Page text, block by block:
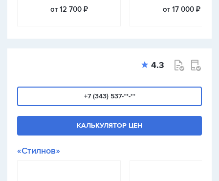
от 12 700 ₽
от 17 000 ₽
4.3
+7 (343) 537-**-**
КАЛЬКУЛЯТОР ЦЕН
«Стилнов»